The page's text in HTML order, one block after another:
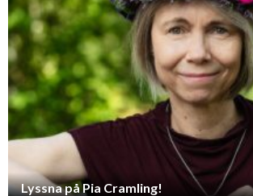
Lyssna på Pia Cramling!